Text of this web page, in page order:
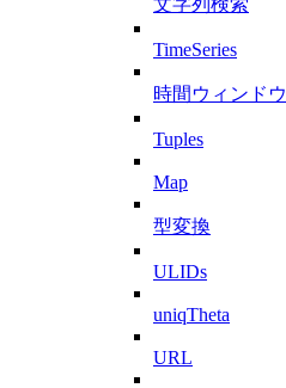
TimeSeries
時間ウィンドウ
Tuples
Map
型変換
ULIDs
uniqTheta
URL